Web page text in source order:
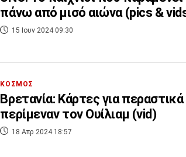
πάνω από μισό αιώνα (pics &
15 Ιουν 2024 09:30
ΚΟΣΜΟΣ
Βρετανία: Κάρτες για περαστικά
περίμεναν τον Ουίλιαμ (vid)
18 Απρ 2024 18:57